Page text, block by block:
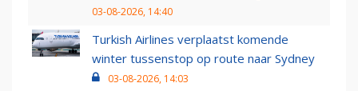
03-08-2026, 14:40
Turkish Airlines verplaatst komende
winter tussenstop op route naar Sydney
03-08-2026, 14:03